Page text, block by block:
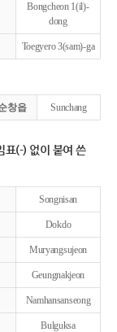
Bongcheon 1(il)-
dong
Toegyero 3(sam)-ga
창읍 Sunchang
표(-) 없이 붙여 쓴
Songnisan
Dokdo
Muryangsujeon
Geungnakjeon
Namhansanseong
Bulguksa